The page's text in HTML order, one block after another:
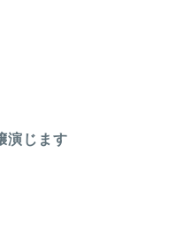
演じます